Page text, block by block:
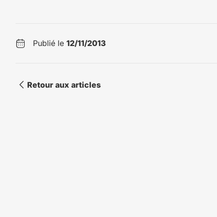
Publié le 12/11/2013
Retour aux articles